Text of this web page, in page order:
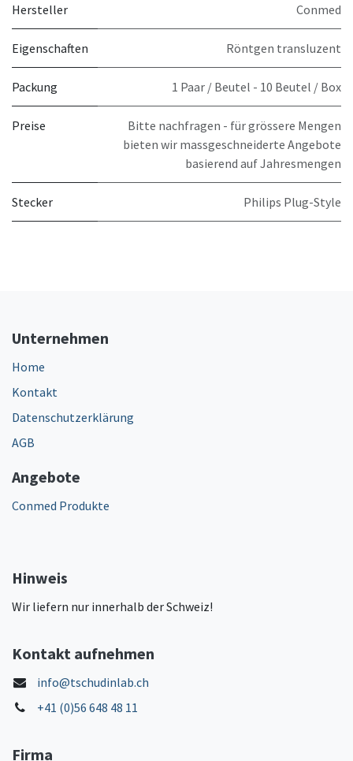
Hersteller Conmed
Eigenschaften Röntgen transluzent
Packung 1 Paar / Beutel - 10 Beutel / Box
Preise
Bitte nachfragen - für grössere Mengen
bieten wir massgeschneiderte Angebote
basierend auf Jahresmengen
Stecker Philips Plug-Style
Unternehmen
Home
Kontakt
Datenschutzerklärung
AGB
Angebote
Conmed Produkte
Hinweis
Wir liefern nur innerhalb der Schweiz!
Kontakt aufnehmen
info@tschudinlab.ch
+41 (0)56 648 48 11
Firma